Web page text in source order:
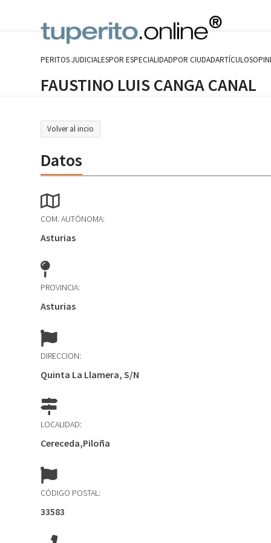
PERITOS JUDICIALESPOR ESPECIALIDADPOR CIUDADARTÍCULOS
FAUSTINO LUIS CANGA CANAL
Volver al incio
Datos
COM. AUTÓNOMA:
Asturias
PROVINCIA:
Asturias
DIRECCION:
Quinta La Llamera, S/N
LOCALIDAD:
Cereceda,Piloña
CÓDIGO POSTAL:
33583